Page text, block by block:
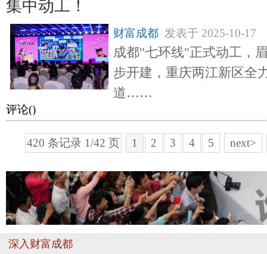
集中动工！
财富成都 发表于 2025-10-17
成都"七环线"正式动工，
步开建，重庆两江新区全
道……
评论()
420 条记录 1/42 页 1 2 3 4 5 next>
深入财富成都